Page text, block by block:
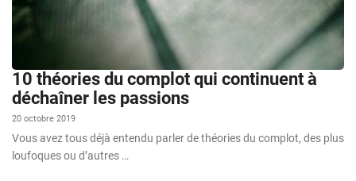
10 théories du complot qui continuent à
déchaîner les passions
20 octobre 2019
Vous avez tous déjà entendu parler de théories du complot, des plus
loufoques ou d’autres …